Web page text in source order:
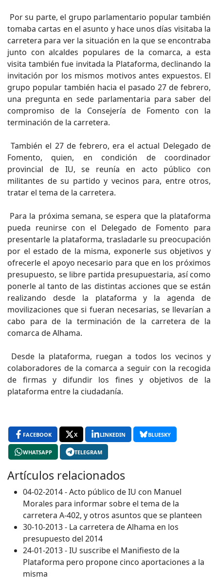
Por su parte, el grupo parlamentario popular también
tomaba cartas en el asunto y hace unos días visitaba la
carretera para ver la situación en la que se encontraba
junto con alcaldes populares de la comarca, a esta
visita también fue invitada la Plataforma, declinando la
invitación por los mismos motivos antes expuestos. El
grupo popular también hacia el pasado 27 de febrero,
una pregunta en sede parlamentaria para saber del
compromiso de la Consejería de Fomento con la
terminación de la carretera.
También el 27 de febrero, era el actual Delegado de
Fomento, quien, en condición de coordinador
provincial de IU, se reunía en acto público con
militantes de su partido y vecinos para, entre otros,
tratar el tema de la carretera.
Para la próxima semana, se espera que la plataforma
pueda reunirse con el Delegado de Fomento para
presentarle la plataforma, trasladarle su preocupación
por el estado de la misma, exponerle sus objetivos y
ofrecerle el apoyo necesario para que en los próximos
presupuesto, se libre partida presupuestaria, así como
ponerle al tanto de las distintas acciones que se están
realizando desde la plataforma y la agenda de
movilizaciones que si fueran necesarias, se llevarían a
cabo para de la terminación de la carretera de la
comarca de Alhama.
Desde la plataforma, ruegan a todos los vecinos y
colaboradores de la comarca a seguir con la recogida
de firmas y difundir los fines y objetivos de la
plataforma entre la ciudadanía.
FACEBOOK X LINKEDIN BLUESKY
WHATSAPP TELEGRAM
Artículos relacionados
04-02-2014 - Acto público de IU con Manuel
Morales para informar sobre el tema de la
carretera A-402, y otros asuntos que se planteen
30-10-2013 - La carretera de Alhama en los
presupuesto del 2014
24-01-2013 - IU suscribe el Manifiesto de la
Plataforma pero propone cinco aportaciones a la
misma